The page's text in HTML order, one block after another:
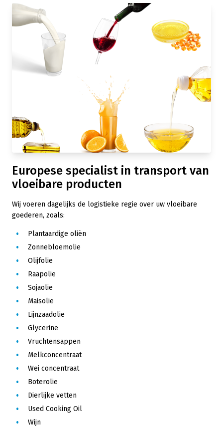
Europese specialist in transport van
vloeibare producten
Wij voeren dagelijks de logistieke regie over uw vloeibare
goederen, zoals:
Plantaardige oliën
Zonnebloemolie
Olijfolie
Raapolie
Sojaolie
Maisolie
Lijnzaadolie
Glycerine
Vruchtensappen
Melkconcentraat
Wei concentraat
Boterolie
Dierlijke vetten
Used Cooking Oil
Wijn